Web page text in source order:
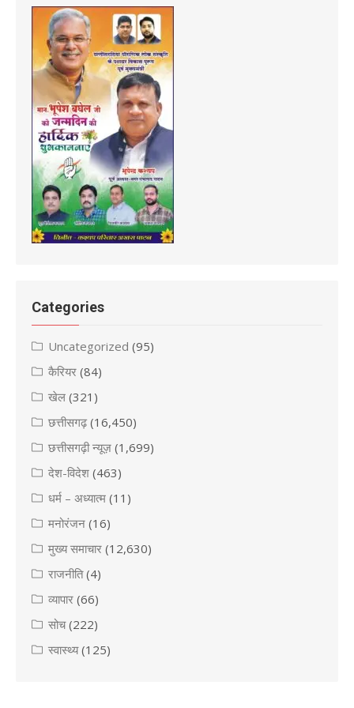
Categories
Uncategorized (95)
कैरियर (84)
खेल (321)
छत्तीसगढ़(16,450)
छत्तीसगढ़ी न्यूज़ (1,699)
देश-विदेश (463)
धर्म – अध्यात्म (11)
मनोरंजन (16)
मुख्य समाचार (12,630)
राजनीति(4)
व्यापार (66)
सोच(222)
स्वास्थ्य(125)